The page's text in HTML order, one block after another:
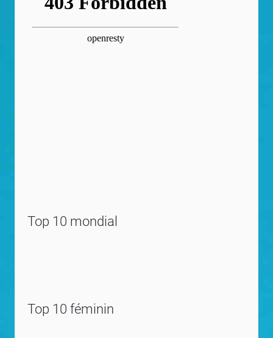
Top 10 mondial
Top 10 féminin